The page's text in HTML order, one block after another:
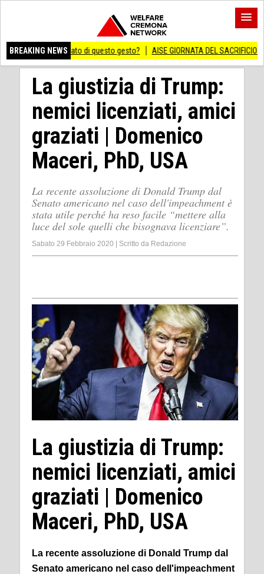
BREAKING NEWS
di questo gesto? AISE GIORNATA DEL SACRIFICIO DEL LAVORO
La giustizia di Trump:
nemici licenziati, amici
graziati | Domenico
Maceri, PhD, USA
La recente assoluzione di Donald Trump dal
Senato americano nel caso dell'impeachment è
stata utile perché ha reso facile “mettere alla
luce del sole quelli che bisognava licenziare”.
Sabato 29 Febbraio 2020 Scritto da Redazione
La giustizia di Trump:
nemici licenziati, amici
graziati | Domenico
Maceri, PhD, USA
La recente assoluzione di Donald Trump dal
Senato americano nel caso dell'impeachment